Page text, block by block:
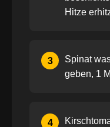
Hitze
3
Spinat
geben, 1
4